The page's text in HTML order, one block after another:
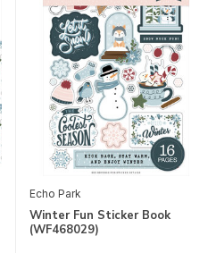
Echo Park
Winter Fun Sticker Book
(WF468029)